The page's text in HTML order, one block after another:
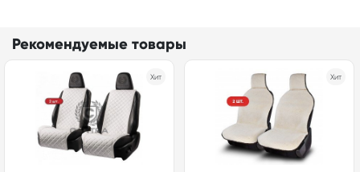
Рекомендуемые товары
Хит Хит